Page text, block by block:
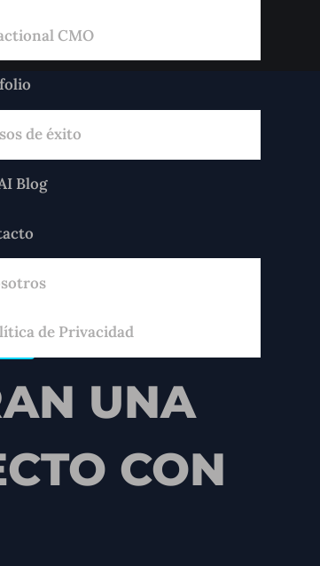
CMO
de éxito
Blog
de Privacidad
UNA
CON